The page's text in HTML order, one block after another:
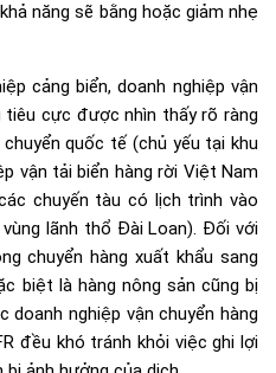
năng sẽ bằng hoặc giảm nhẹ
cảng biển, doanh nghiệp vận
cực được nhìn thấy rõ ràng
quốc tế (chủ yếu tại khu
vận tải biển hàng rời Việt Nam
chuyến tàu có lịch trình vào
lãnh thổ Đài Loan). Đối với
chuyển hàng xuất khẩu sang
biệt là hàng nông sản cũng bị
doanh nghiệp vận chuyển hàng
đều khó tránh khỏi việc ghi lợi